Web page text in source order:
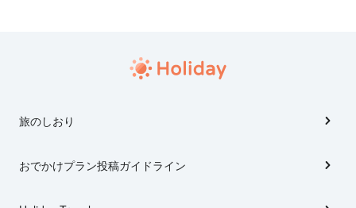
旅のしおり
おでかけプラン投稿ガイドライン